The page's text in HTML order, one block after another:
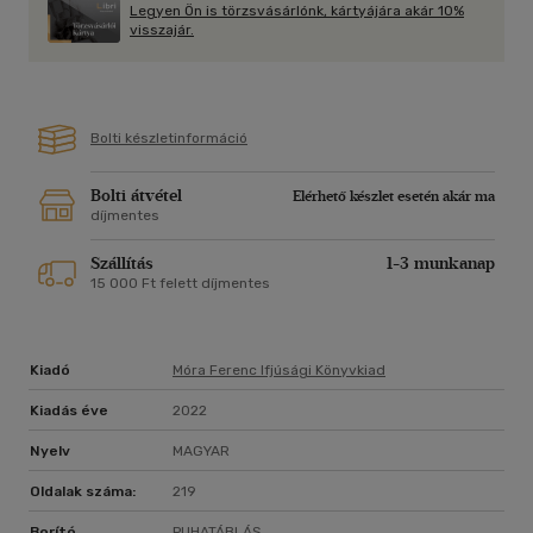
neveléssel segítsünk anyanyelvünk értékét őrizni,
helyreállítani!
Legyen Ön is törzsvásárlónk, kártyájára akár 10%
visszajár.
Bolti készletinformáció
Bolti átvétel
Elérhető készlet esetén akár ma
díjmentes
Szállítás 1-3 munkanap
15 000 Ft felett díjmentes
Kiadó Móra Ferenc Ifjúsági Könyvkiad
Kiadás éve 2022
Nyelv MAGYAR
Oldalak száma: 219